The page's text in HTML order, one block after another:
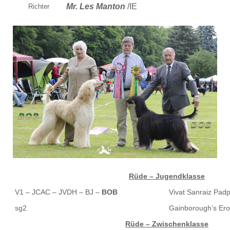
Richter Mr. Les Manton /IE
Rüde – Jugendklasse
V1 – JCAC – JVDH – BJ – BOB
Vivat Sanraiz
sg2
Gainborough’s
Rüde – Zwischenklasse